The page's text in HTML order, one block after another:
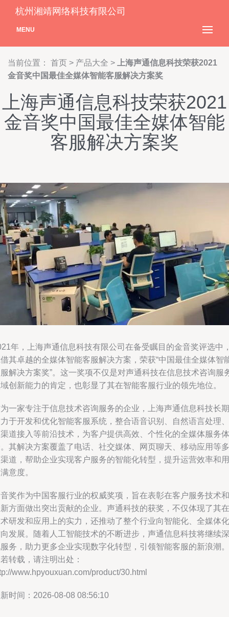
杭州湘靖网络科技有限公司
MENU
当前位置： 首页 > 产品大全 >
上海声通信息科技荣获2021
金音奖中国最佳全媒体智能客服解决方案奖
上海声通信息科技荣获2021
金音奖中国最佳全媒体智能
客服解决方案奖
年，上海声通信息科技有限公司在备受瞩目的金音奖评选中
其卓越的全媒体智能客服解决方案，荣获“中国最佳全媒体智
解决方案奖”。这一奖项不仅是对声通科技在信息技术咨询服
创新能力的肯定，也彰显了其在智能客服行业的领先地位。
一家专注于信息技术咨询服务的企业，上海声通信息科技长期
于开发和优化智能客服系统，整合语音识别、自然语言处理、
道接入等前沿技术，为客户提供高效、个性化的全媒体服务体
其解决方案覆盖了电话、社交媒体、网页聊天、移动应用等多
道，帮助企业实现客户服务的智能化转型，提升运营效率和用
意度。
奖作为中国客服行业的权威奖项，旨在表彰在客户服务技术和
方面做出突出贡献的企业。声通科技的获奖，不仅体现了其在
研发和应用上的实力，还推动了整个行业向智能化、全媒体化
发展。随着人工智能技术的不断进步，声通信息科技将继续深
务，助力更多企业实现数字化转型，引领智能客服的新浪潮。
转载，请注明出处：
www.hpyouxuan.com/product/30.html
时间：2026-08-08 08:56:10